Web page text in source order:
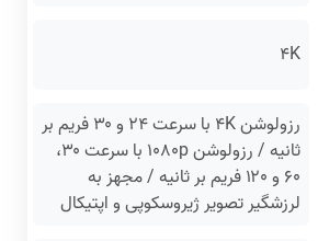
۴K
رزولوشن ۴K با سرعت ۲۴ و ۳۰ فریم بر
ثانیه / رزولوشن ۱۰۸۰p با سرعت ۳۰،
۶۰ و ۱۲۰ فریم بر ثانیه / مجهز به
لرزشگیر تصویر ژیروسکوپی و اپتیکال